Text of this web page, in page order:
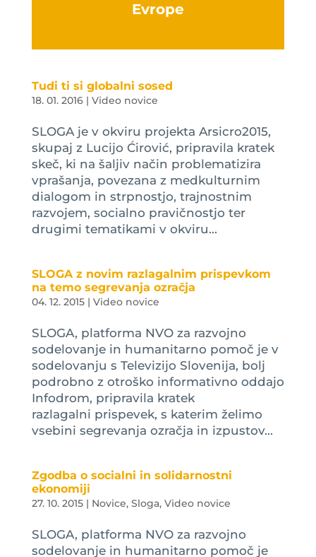
Evrope
Tudi ti si globalni sosed
18. 01. 2016| Video novice
SLOGA je v okviru projekta Arsicro2015,
skupaj z Lucijo Ćirović, pripravila kratek
skeč, ki na šaljiv način problematizira
vprašanja, povezana z medkulturnim
dialogom in strpnostjo, trajnostnim
razvojem, socialno pravičnostjo ter
drugimi tematikami v okviru...
SLOGA z novim razlagalnim prispevkom
na temo segrevanja ozračja
04. 12. 2015| Video novice
SLOGA, platforma NVO za razvojno
sodelovanje in humanitarno pomoč je v
sodelovanju s Televizijo Slovenija, bolj
podrobno z otroško informativno oddajo
Infodrom, pripravila kratek
razlagalni prispevek, s katerim želimo
vsebini segrevanja ozračja in izpustov...
Zgodba o socialni in solidarnostni
ekonomiji
27. 10. 2015| Novice, Sloga, Video novice
SLOGA, platforma NVO za razvojno
sodelovanje in humanitarno pomoč je